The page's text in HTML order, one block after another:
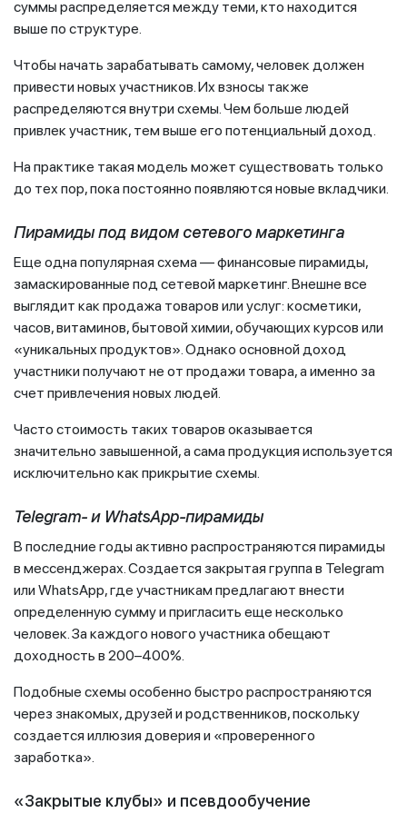
суммы распределяется между теми, кто находится
выше по структуре.
Чтобы начать зарабатывать самому, человек должен
привести новых участников. Их взносы также
распределяются внутри схемы. Чем больше людей
привлек участник, тем выше его потенциальный доход.
На практике такая модель может существовать только
до тех пор, пока постоянно появляются новые вкладчики.
Пирамиды под видом сетевого маркетинга
Еще одна популярная схема — финансовые пирамиды,
замаскированные под сетевой маркетинг. Внешне все
выглядит как продажа товаров или услуг: косметики,
часов, витаминов, бытовой химии, обучающих курсов или
«уникальных продуктов». Однако основной доход
участники получают не от продажи товара, а именно за
счет привлечения новых людей.
Часто стоимость таких товаров оказывается
значительно завышенной, а сама продукция используется
исключительно как прикрытие схемы.
Telegram- и WhatsApp-пирамиды
В последние годы активно распространяются пирамиды
в мессенджерах. Создается закрытая группа в Telegram
или WhatsApp, где участникам предлагают внести
определенную сумму и пригласить еще несколько
человек. За каждого нового участника обещают
доходность в 200–400%.
Подобные схемы особенно быстро распространяются
через знакомых, друзей и родственников, поскольку
создается иллюзия доверия и «проверенного
заработка».
«Закрытые клубы» и псевдообучение